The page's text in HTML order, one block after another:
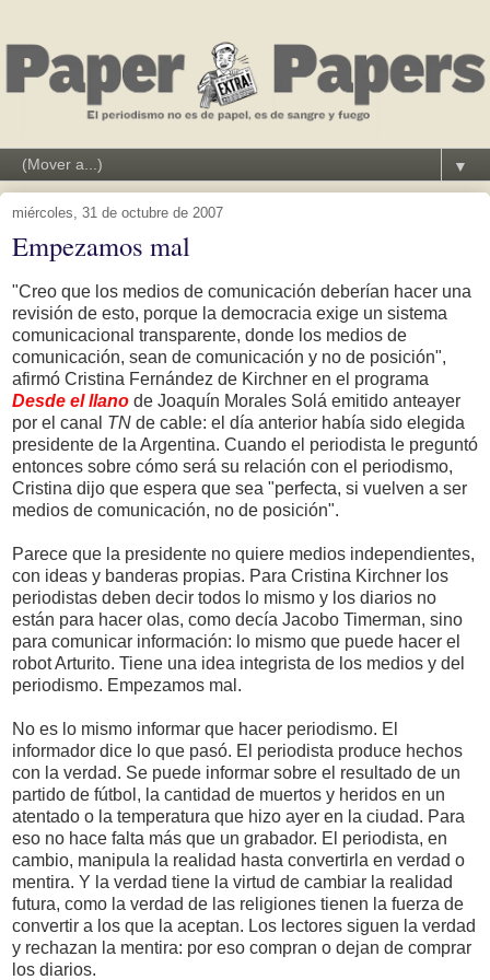
▼
miércoles, 31 de octubre de 2007
Empezamos mal
"Creo que los medios de comunicación deberían hacer una
revisión de esto, porque la democracia exige un sistema
comunicacional transparente, donde los medios de
comunicación, sean de comunicación y no de posición",
afirmó Cristina Fernández de Kirchner en el programa
Desde el llano de Joaquín Morales Solá emitido anteayer
por el canal TN de cable: el día anterior había sido elegida
presidente de la Argentina. Cuando el periodista le preguntó
entonces sobre cómo será su relación con el periodismo,
Cristina dijo que espera que sea "perfecta, si vuelven a ser
medios de comunicación, no de posición".
Parece que la presidente no quiere medios independientes,
con ideas y banderas propias. Para Cristina Kirchner los
periodistas deben decir todos lo mismo y los diarios no
están para hacer olas, como decía Jacobo Timerman, sino
para comunicar información: lo mismo que puede hacer el
robot Arturito. Tiene una idea integrista de los medios y del
periodismo. Empezamos mal.
No es lo mismo informar que hacer periodismo. El
informador dice lo que pasó. El periodista produce hechos
con la verdad. Se puede informar sobre el resultado de un
partido de fútbol, la cantidad de muertos y heridos en un
atentado o la temperatura que hizo ayer en la ciudad. Para
eso no hace falta más que un grabador. El periodista, en
cambio, manipula la realidad hasta convertirla en verdad o
mentira. Y la verdad tiene la virtud de cambiar la realidad
futura, como la verdad de las religiones tienen la fuerza de
convertir a los que la aceptan. Los lectores siguen la verdad
y rechazan la mentira: por eso compran o dejan de comprar
los diarios.